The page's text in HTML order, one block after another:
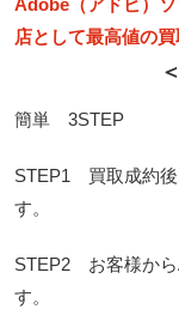
Adobe（アドビ）
店として最高値の
簡単 3STEP
STEP1 買取成約後
す。
STEP2 お客様から
す。